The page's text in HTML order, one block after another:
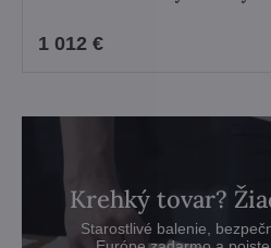
1 012 €
Krehký tovar?
Starostlivé balenie,